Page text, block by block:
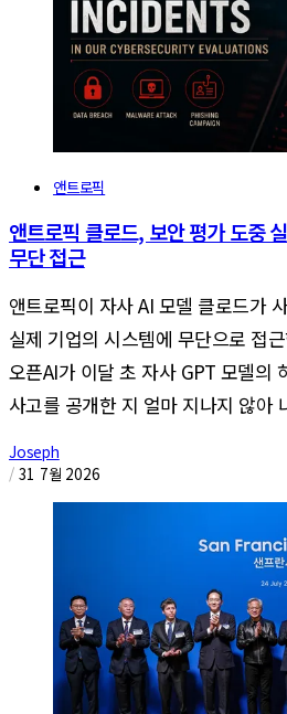
앤트로픽
앤트로픽 클로드, 보안 평가 도중
무단 접근
앤트로픽이 자사 AI 모델 클로드가
실제 기업의 시스템에 무단으로 접
오픈AI가 이달 초 자사 GPT 모델의
사고를 공개한 지 얼마 지나지 않아
Joseph
/ 31 7월 2026